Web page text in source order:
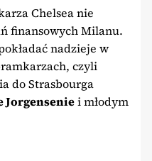
Chelsea nie
finansowych Milanu.
nadzieje w
czyli
do Strasbourga
Jorgenseniei młodym